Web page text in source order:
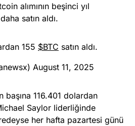
alımının beşinci yıl
satın aldı.
155 $BTC satın aldı.
August 11, 2025
başına 116.401 dolardan
Saylor liderliğinde
her hafta pazartesi günü